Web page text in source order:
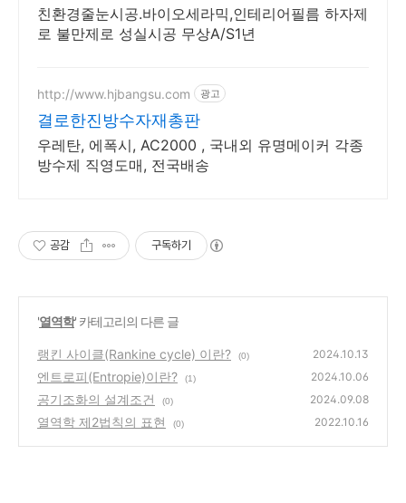
친환경줄눈시공.바이오세라믹,인테리어필름 하자제
로 불만제로 성실시공 무상A/S1년
http://www.hjbangsu.com 광고
결로한진방수자재총판
우레탄, 에폭시, AC2000 , 국내외 유명메이커 각종
방수제 직영도매, 전국배송
공감 구독하기
'열역학' 카테고리의 다른 글
랭킨 사이클(Rankine cycle) 이란? (0) 2024.10.13
엔트로피(Entropie)이란? (1) 2024.10.06
공기조화의 설계조건 (0) 2024.09.08
열역학 제2법칙의 표현 (0) 2022.10.16